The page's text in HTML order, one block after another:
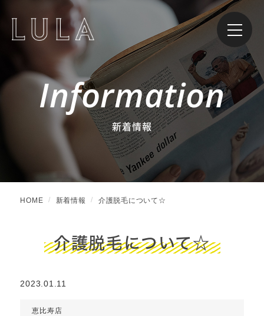
Information
新着情報
HOME 新着情報 介護脱毛について☆
介護脱毛について☆
2023.01.11
恵比寿店